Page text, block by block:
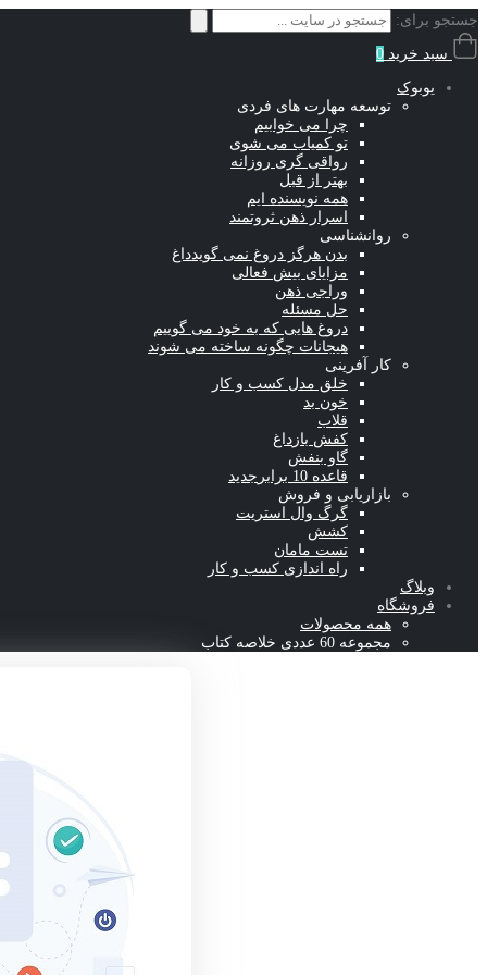
جستجو برای:
سبد خرید 0
یوبوک
توسعه مهارت های فردی
چرا می خوابیم
تو کمیاب می شوی
رواقی گری روزانه
بهتر از قبل
همه نویسنده ایم
اسرار ذهن ثروتمند
روانشناسی
بدن هرگز دروغ نمی گویدداغ
مزایای بیش فعالی
وراجی ذهن
حل مسئله
دروغ هایی که به خود می گوییم
هیجانات چگونه ساخته می شوند
کار آفرینی
خلق مدل کسب و کار
خون بد
قلاب
کفش باز داغ
گاو بنفش
قاعده 10 برابر
جدید
بازاریابی و فروش
گرگ وال استریت
کشش
تست مامان
راه اندازی کسب و کار
وبلاگ
فروشگاه
همه محصولات
مجموعه 60 عددی خلاصه کتاب